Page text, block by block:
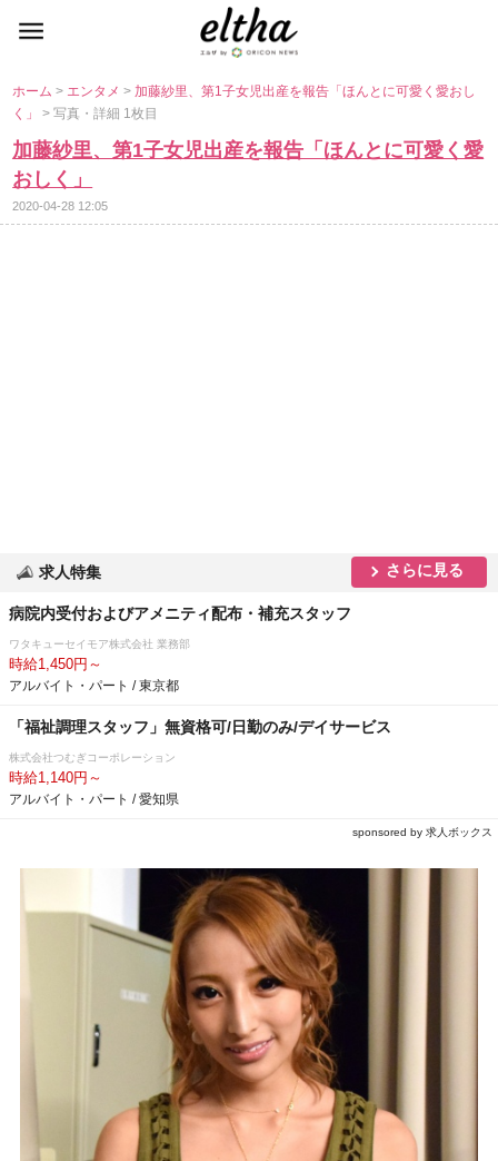
ホーム> エンタメ>加藤紗里、第1子女児出産を報告「ほんとに可愛く愛おし
く」> 写真・詳細 1枚目
加藤紗里、第1子女児出産を報告「ほんとに可愛く愛
おしく」
2020-04-28 12:05
求人特集 さらに見る
病院内受付およびアメニティ配布・補充スタッフ
ワタキューセイモア株式会社 業務部
時給1,450円～
アルバイト・パート / 東京都
「福祉調理スタッフ」無資格可/日勤のみ/デイサービス
株式会社つむぎコーポレーション
時給1,140円～
アルバイト・パート / 愛知県
sponsored by 求人ボックス